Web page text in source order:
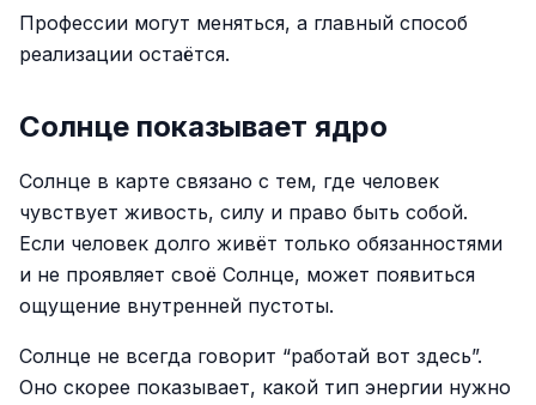
Профессии могут меняться, а главный способ
реализации остаётся.
Солнце показывает ядро
Солнце в карте связано с тем, где человек
чувствует живость, силу и право быть собой.
Если человек долго живёт только обязанностями
и не проявляет своё Солнце, может появиться
ощущение внутренней пустоты.
Солнце не всегда говорит “работай вот здесь”.
Оно скорее показывает, какой тип энергии нужно